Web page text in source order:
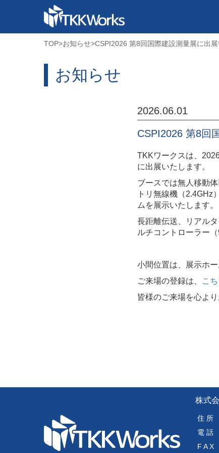
TOP>お知らせ>CSPI2026 第8回国際建設測量展に出
お知らせ
2026.06.01
CSPI2026 第8回
TKKワークスは、
に出展いたします。
ブースでは無人移動
トリ無線機（2.4GHz
ムを展示いたします。
長距離伝送、リアル
ルチコントローラー
小間位置は、展示ホ
ご来場の登録は、
こ
皆様のご来場を心より
株式
住 所
電 話
F A X